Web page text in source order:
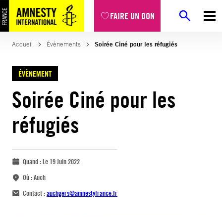
FAIRE UN DON
Accueil Évènements Soirée Ciné pour les réfugiés
ÉVÈNEMENT
Soirée Ciné pour les
réfugiés
Quand :Le 19 Juin 2022
Où :Auch
Contact :auchgers@amnestyfrance.fr